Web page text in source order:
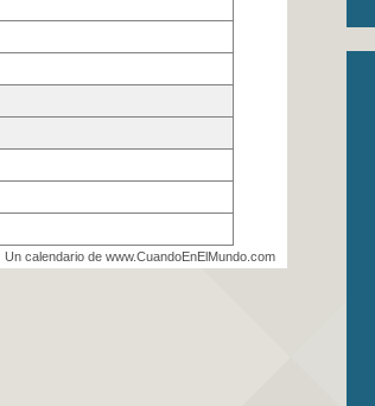
Un calendario de www.CuandoEnElMundo.com